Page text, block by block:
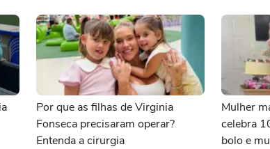
Por que as filhas de Virginia
Fonseca precisaram operar?
Entenda a cirurgia
Mulher
celebra
bolo e